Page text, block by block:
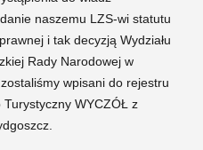
naszemu LZS-wi statutu
i tak decyzją Wydziału
Rady Narodowej w
wpisani do rejestru
WYCZÓŁ z